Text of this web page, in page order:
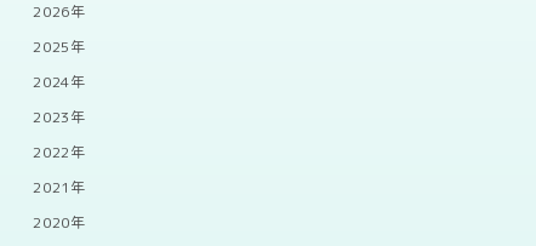
2026年
2025年
2024年
2023年
2022年
2021年
2020年